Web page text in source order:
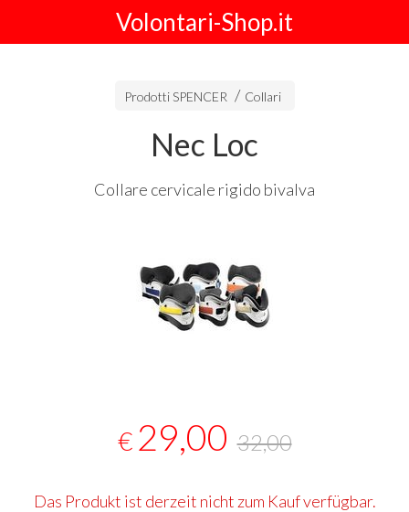
Volontari-Shop.it
Prodotti SPENCER Collari
Nec Loc
Collare cervicale rigido bivalva
€ 29,00 32,00
Das Produkt ist derzeit nicht zum Kauf verfügbar.